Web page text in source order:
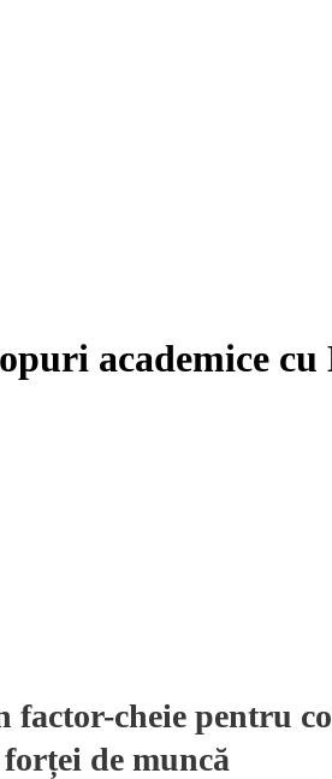
academice
cheie pentru
de muncă